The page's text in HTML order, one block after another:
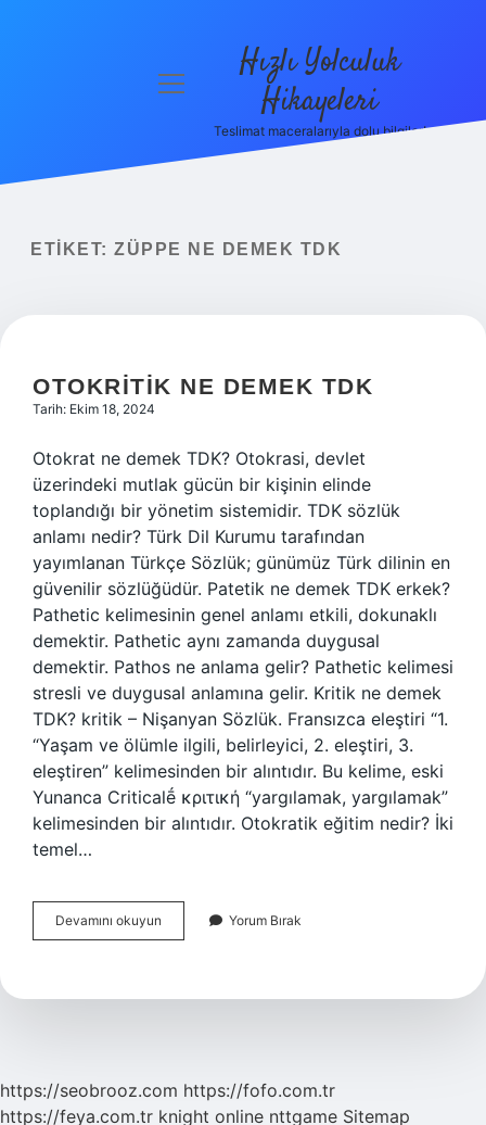
menüyü
Hızlı Yolculuk
Hikayeleri
Teslimat maceralarıyla dolu bilgiler!
ETIKET: ZÜPPE NE DEMEK TDK
OTOKRITIK NE DEMEK TDK
Tarih: Ekim 18, 2024
Otokrat ne demek TDK? Otokrasi, devlet
üzerindeki mutlak gücün bir kişinin elinde
toplandığı bir yönetim sistemidir. TDK sözlük
anlamı nedir? Türk Dil Kurumu tarafından
yayımlanan Türkçe Sözlük; günümüz Türk dilinin en
güvenilir sözlüğüdür. Patetik ne demek TDK erkek?
Pathetic kelimesinin genel anlamı etkili, dokunaklı
demektir. Pathetic aynı zamanda duygusal
demektir. Pathos ne anlama gelir? Pathetic kelimesi
stresli ve duygusal anlamına gelir. Kritik ne demek
TDK? kritik – Nişanyan Sözlük. Fransızca eleştiri “1.
“Yaşam ve ölümle ilgili, belirleyici, 2. eleştiri, 3.
eleştiren” kelimesinden bir alıntıdır. Bu kelime, eski
Yunanca Criticalḗ κριτική “yargılamak, yargılamak”
kelimesinden bir alıntıdır. Otokratik eğitim nedir? İki
temel…
Devamını okuyun Otokritik
Ne
Yorum Bırak
https://seobrooz.com https://fofo.com.tr
https://feya.com.tr knight online nttgame Sitemap